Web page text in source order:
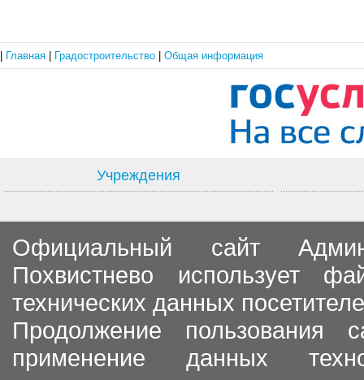
Главная Градостроительство Общая информация
Учреждения
Официальный сайт
Похвистнево использует
технических данных
Продолжение пользования
применение данных